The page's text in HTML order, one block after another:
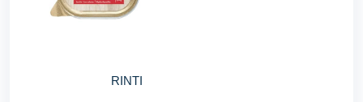
RINTI